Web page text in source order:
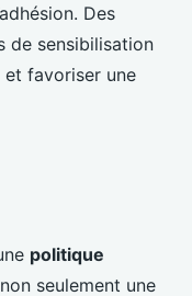
Des
de sensibilisation
et favoriser une
politique
seulement une